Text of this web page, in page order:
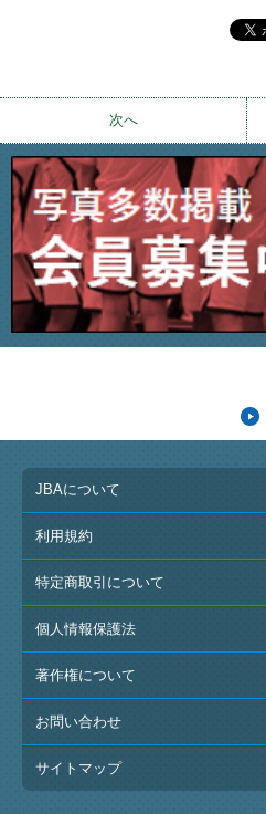
次へ
JBAについて
利用規約
特定商取引について
個人情報保護法
著作権について
お問い合わせ
サイトマップ